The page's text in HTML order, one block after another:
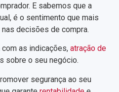
E sabemos que a
é o sentimento que mais
decisões de compra.
com as indicações, atração de
sobre o seu negócio.
segurança ao seu